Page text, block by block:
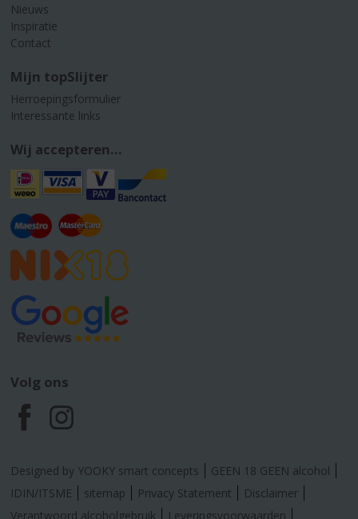
Nieuws
Inspiratie
Contact
Mijn topSlijter
Herroepingsformulier
Interessante links
Wij accepteren...
Volg ons
F
a
c
I
n
s
Designed by YOOKY smart concepts
GEEN 18 GEEN alcohol
IDIN/ITSME
sitemap Privacy Statement
Disclaimer
Verantwoord alcoholgebruik
Leveringsvoorwaarden